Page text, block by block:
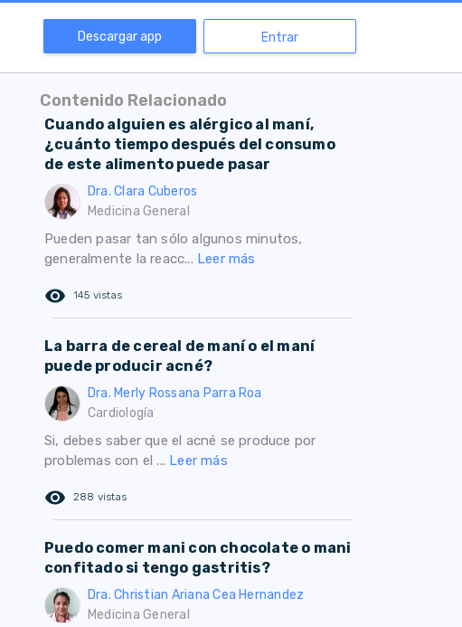
Descargar app Entrar
Contenido Relacionado
Cuando alguien es alérgico al maní,
¿cuánto tiempo después del consumo
de este alimento puede pasar
Dra. Clara Cuberos
Medicina General
Pueden pasar tan sólo algunos minutos,
generalmente la reacc... Leer más
remove_red_eye 145 vistas
La barra de cereal de maní o el maní
puede producir acné?
Dra. Merly Rossana Parra Roa
Cardiología
Si, debes saber que el acné se produce por
problemas con el ... Leer más
remove_red_eye 288 vistas
Puedo comer mani con chocolate o mani
confitado si tengo gastritis?
Dra. Christian Ariana Cea Hernandez
Medicina General